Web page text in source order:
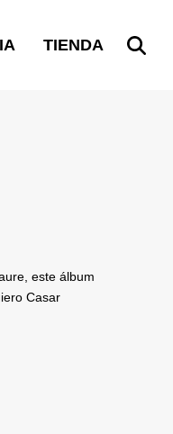
TIENDA
este álbum
Casar